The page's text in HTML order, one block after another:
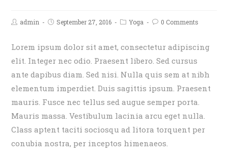
admin September 27, 2016 Yoga 0 Comments
Lorem ipsum dolor sit amet, consectetur adipiscing
elit. Integer nec odio. Praesent libero. Sed cursus
ante dapibus diam. Sed nisi. Nulla quis sem at nibh
elementum imperdiet. Duis sagittis ipsum. Praesent
mauris. Fusce nec tellus sed augue semper porta.
Mauris massa. Vestibulum lacinia arcu eget nulla.
Class aptent taciti sociosqu ad litora torquent per
conubia nostra, per inceptos himenaeos.